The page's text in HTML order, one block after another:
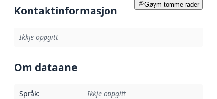
Gøym tomme rader
Kontaktinformasjon
Ikkje oppgitt
Om dataane
Språk: Ikkje oppgitt